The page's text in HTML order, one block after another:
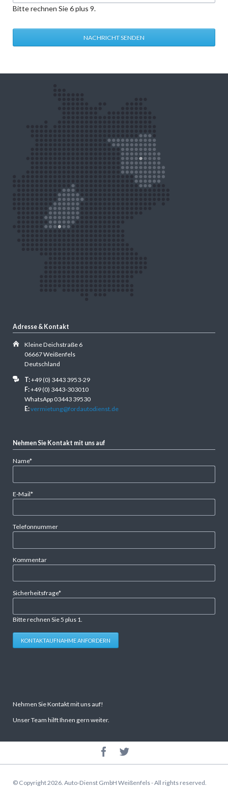
Bitte rechnen Sie 6 plus 9.
NACHRICHT SENDEN
Adresse & Kontakt
Kleine Deichstraße 6
06667 Weißenfels
Deutschland
T:+49 (0) 3443 3953-29
F:+49 (0) 3443-303010
WhatsApp 03443 39530
E:vermietung@fordautodienst.de
Nehmen Sie Kontakt mit uns auf
Pflichtfeld
Name*
Pflichtfeld
E-Mail*
Telefonnummer
Kommentar
Pflichtfeld
Sicherheitsfrage*
Bitte rechnen Sie 5 plus 1.
KONTAKTAUFNAHME ANFORDERN
Nehmen Sie Kontakt mit uns auf!
Unser Team hilft Ihnen gern weiter.
© Copyright 2026. Auto-Dienst GmbH Weißenfels - All rights reserved.